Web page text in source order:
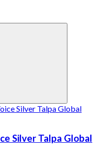
Silver Talpa Global